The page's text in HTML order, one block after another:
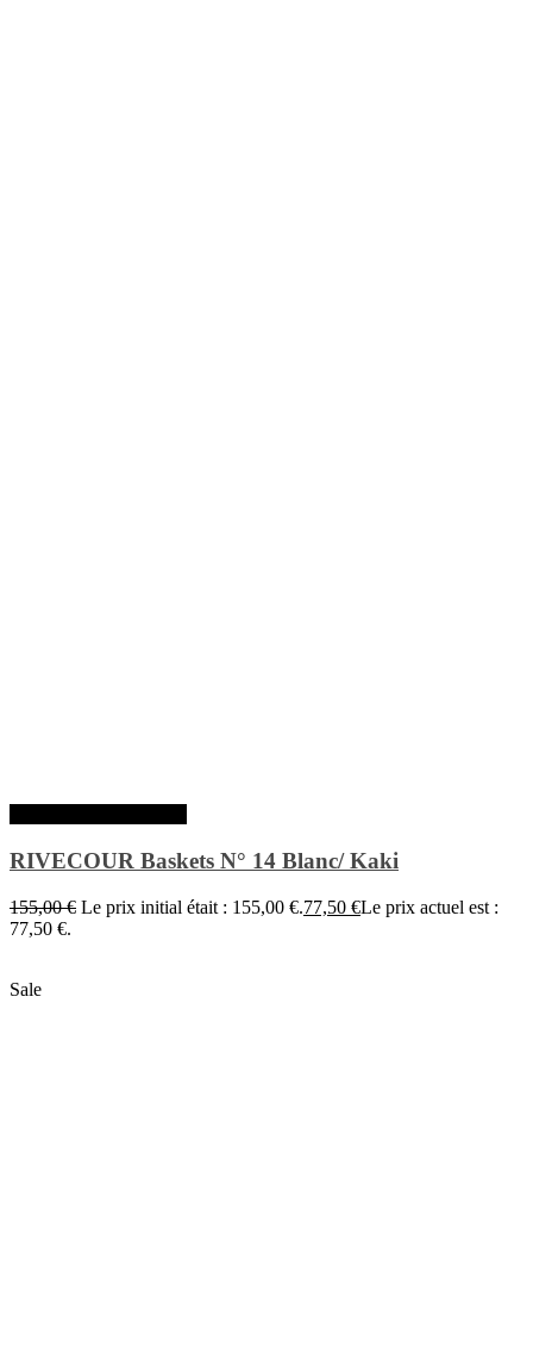
RIVECOUR Baskets N° 14 Blanc/ Kaki
155,00€ Le prix initial était : 155,00 €.77,50 €Le prix actuel est :
77,50 €.
Sale